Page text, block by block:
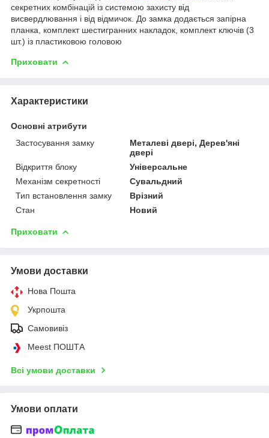
секретних комбінацій із системою захисту від
висвердлювання і від відмичок. До замка додається запірна
планка, комплект шестигранних накладок, комплект ключів (3
шт.) із пластиковою головою
Приховати
Характеристики
Основні атрибути
Застосування замку
Металеві двері, Дерев'яні
двері
Відкриття блоку
Універсальне
Механізм секретності
Сувальдний
Тип встановлення замку
Врізний
Стан
Новий
Приховати
Умови доставки
Нова Пошта
Укрпошта
Самовивіз
Meest ПОШТА
Всі умови доставки
Умови оплати